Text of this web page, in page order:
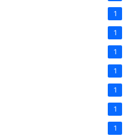
1
1
1
1
1
1
1